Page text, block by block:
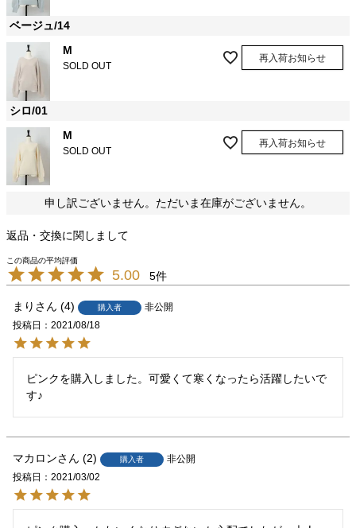
ベージュ/14
M
SOLD OUT
再入荷お知らせ
シロ/01
M
SOLD OUT
再入荷お知らせ
申し訳ございません。ただいま在庫がございません。
返品・交換に関しまして
5.00 5
まり 4 購入者
非公開
投稿日
2021/08/18
ピンクを購入しました。可愛くて寒くなったら活躍したいで
す♪
マカロン 2 購入者
非公開
投稿日
2021/03/02